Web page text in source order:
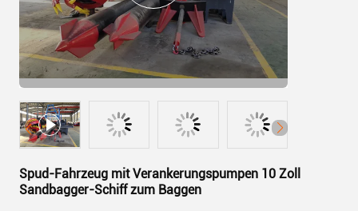
Spud-Fahrzeug mit Verankerungspumpen 10 Zoll
Sandbagger-Schiff zum Baggen